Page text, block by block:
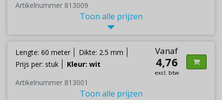
Artikelnummer 813009
Toon alle prijzen
Lengte: 60 meter
Dikte: 2.5 mm
Prijs per: stuk
Kleur: wit
Vanaf
4,76
excl. btw
Artikelnummer 813001
Toon alle prijzen